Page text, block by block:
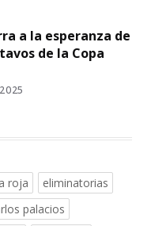
a la esperanza de
de la Copa
roja
eliminatorias
palacios